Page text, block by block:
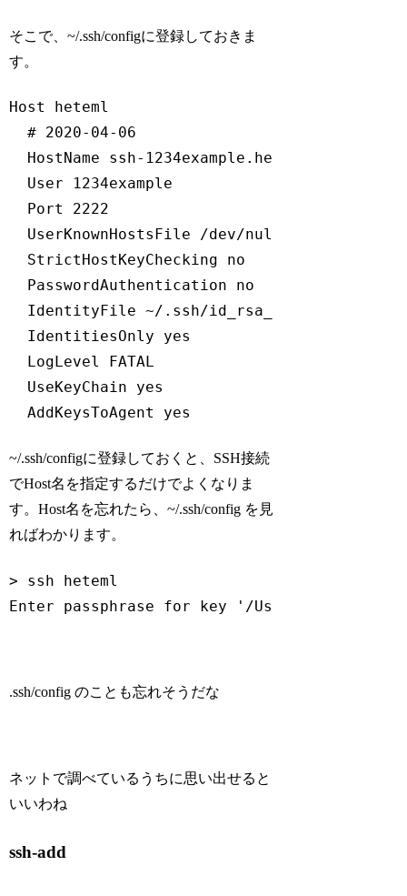
そこで、~/.ssh/configに登録しておきま
す。
Host heteml
  # 2020-04-06
  HostName ssh-1234example.heteml.net
  User 1234example
  Port 2222
  UserKnownHostsFile /dev/null
  StrictHostKeyChecking no
  PasswordAuthentication no
  IdentityFile ~/.ssh/id_rsa_heteml
  IdentitiesOnly yes
  LogLevel FATAL
  UseKeyChain yes
~/.ssh/configに登録しておくと、SSH接続
でHost名を指定するだけでよくなりま
す。Host名を忘れたら、~/.ssh/config を見
ればわかります。
> ssh heteml
Enter passphrase for key '/Users/
.ssh/config のことも忘れそうだな
ネットで調べているうちに思い出せると
いいわね
ssh-add